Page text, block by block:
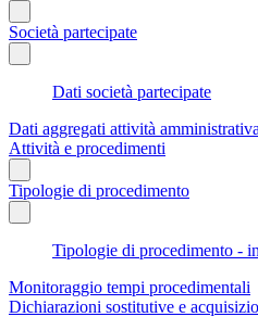
Società partecipate
Dati società partecipate
Dati aggregati attività amministrativa
Attività e procedimenti
Tipologie di procedimento
Tipologie di procedimento -
Monitoraggio tempi procedimentali
Dichiarazioni sostitutive e